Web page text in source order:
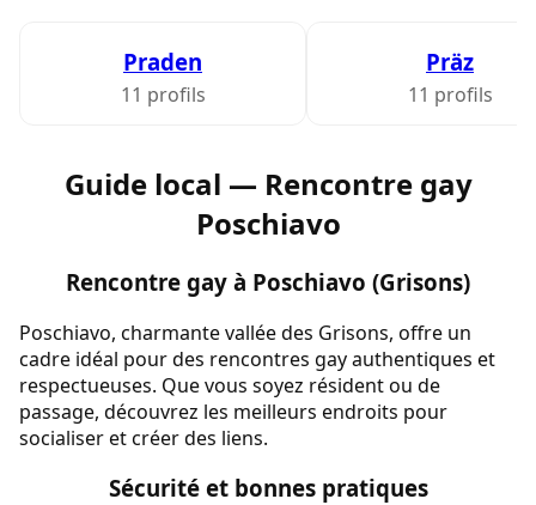
Praden
11 profils
Präz
11 profils
Guide local — Rencontre gay
Poschiavo
Rencontre gay à Poschiavo (Grisons)
Poschiavo, charmante vallée des Grisons, offre un
cadre idéal pour des rencontres gay authentiques et
respectueuses. Que vous soyez résident ou de
passage, découvrez les meilleurs endroits pour
socialiser et créer des liens.
Sécurité et bonnes pratiques